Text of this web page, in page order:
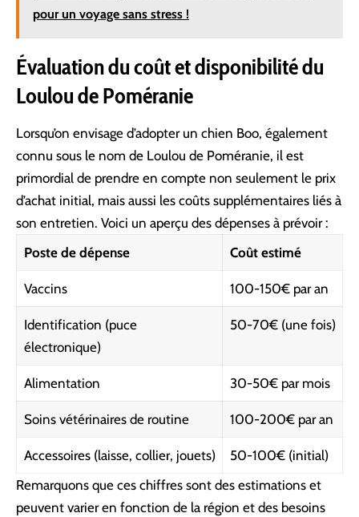
pour un voyage sans stress !
Évaluation du coût et disponibilité du
Loulou de Poméranie
Lorsqu’on envisage d’adopter un chien Boo, également
connu sous le nom de Loulou de Poméranie, il est
primordial de prendre en compte non seulement le prix
d’achat initial, mais aussi les coûts supplémentaires liés à
son entretien. Voici un aperçu des dépenses à prévoir :
Poste de dépense
Coût estimé
Vaccins 100-150€ par an
Identification (puce
électronique)
50-70€ (une fois)
Alimentation 30-50€ par mois
Soins vétérinaires de routine 100-200€ par an
Accessoires (laisse, collier, jouets)
50-100€ (initial)
Remarquons que ces chiffres sont des estimations et
peuvent varier en fonction de la région et des besoins